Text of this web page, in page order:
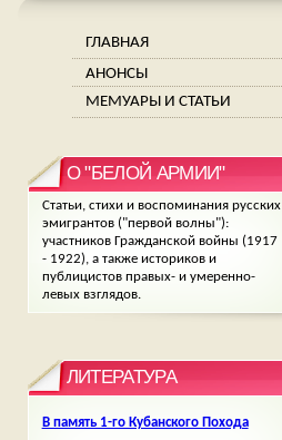
ГЛАВНАЯ
АНОНСЫ
МЕМУАРЫ И СТАТЬИ
О "БЕЛОЙ АРМИИ"
Статьи, стихи и воспоминания русских
эмигрантов ("первой волны"):
участников Гражданской войны (1917
- 1922), а также историков и
публицистов правых- и умеренно-
левых взглядов.
ЛИТЕРАТУРА
В память 1-го Кубанского Похода